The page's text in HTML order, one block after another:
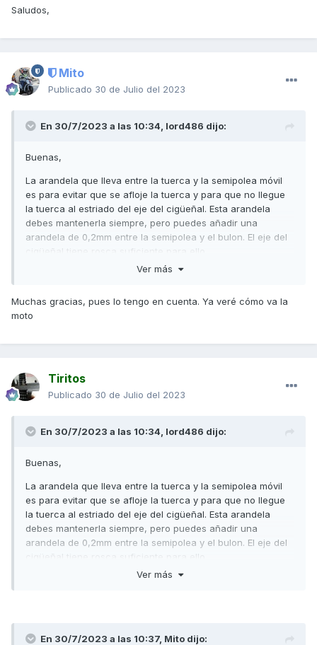
serie es impensable. Un abrazo
Saludos,
Mito
Publicado 30 de Julio del 2023
En 30/7/2023 a las 10:34, lord486 dijo:
Buenas,
La arandela que lleva entre la tuerca y la semipolea móvil
es para evitar que se afloje la tuerca y para que no llegue
la tuerca al estriado del eje del cigüeñal. Esta arandela
debes mantenerla siempre, pero puedes añadir una
arandela de 0,2mm entre la semipolea y el bulon. El eje del
cigüeñal tiene rosca suficiente para ello.
Ver más
Muchas gracias, pues lo tengo en cuenta. Ya veré cómo va la
moto
Tiritos
Publicado 30 de Julio del 2023
En 30/7/2023 a las 10:34, lord486 dijo:
Buenas,
La arandela que lleva entre la tuerca y la semipolea móvil
es para evitar que se afloje la tuerca y para que no llegue
la tuerca al estriado del eje del cigüeñal. Esta arandela
debes mantenerla siempre, pero puedes añadir una
arandela de 0,2mm entre la semipolea y el bulon. El eje del
cigüeñal tiene rosca suficiente para ello.
Ver más
En 30/7/2023 a las 10:37, Mito dijo: